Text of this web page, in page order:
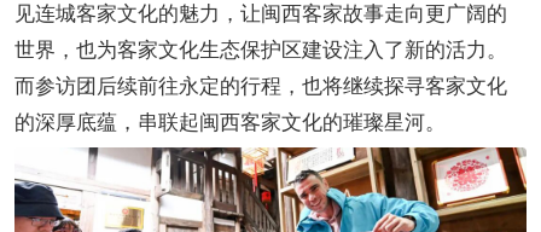
见连城客家文化的魅力，让闽西客家故事走向更广阔的
世界，也为客家文化生态保护区建设注入了新的活力。
而参访团后续前往永定的行程，也将继续探寻客家文化
的深厚底蕴，串联起闽西客家文化的璀璨星河。